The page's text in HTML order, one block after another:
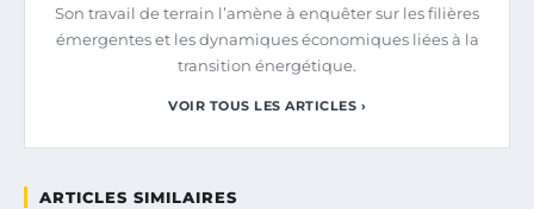
Son travail de terrain l’amène à enquêter sur les filières
émergentes et les dynamiques économiques liées à la
transition énergétique.
VOIR TOUS LES ARTICLES ›
ARTICLES SIMILAIRES